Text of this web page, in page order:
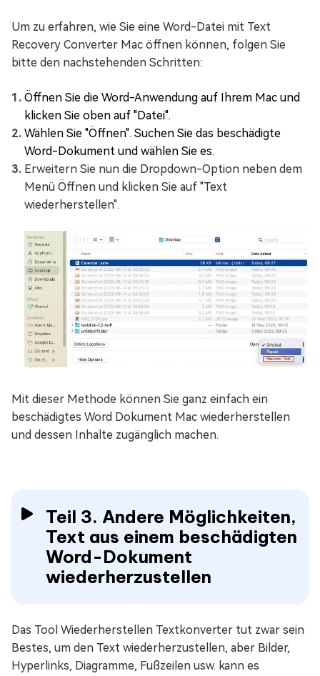
Um zu erfahren, wie Sie eine Word-Datei mit Text
Recovery Converter Mac öffnen können, folgen Sie
bitte den nachstehenden Schritten:
Öffnen Sie die Word-Anwendung auf Ihrem Mac und
klicken Sie oben auf "Datei".
Wählen Sie "Öffnen". Suchen Sie das beschädigte
Word-Dokument und wählen Sie es.
Erweitern Sie nun die Dropdown-Option neben dem
Menü Öffnen und klicken Sie auf "Text
wiederherstellen".
Mit dieser Methode können Sie ganz einfach ein
beschädigtes Word Dokument Mac wiederherstellen
und dessen Inhalte zugänglich machen.
Teil 3. Andere Möglichkeiten,
Text aus einem beschädigten
Word-Dokument
wiederherzustellen
Das Tool Wiederherstellen Textkonverter tut zwar sein
Bestes, um den Text wiederherzustellen, aber Bilder,
Hyperlinks, Diagramme, Fußzeilen usw. kann es